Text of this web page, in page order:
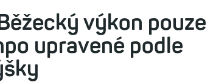
výkon pouze
upravené podle